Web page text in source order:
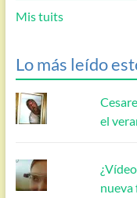
Mis tuits
Lo más leído
el
nueva